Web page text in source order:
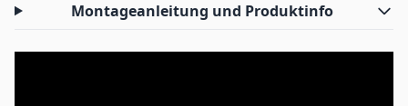
Montageanleitung und Produktinfo